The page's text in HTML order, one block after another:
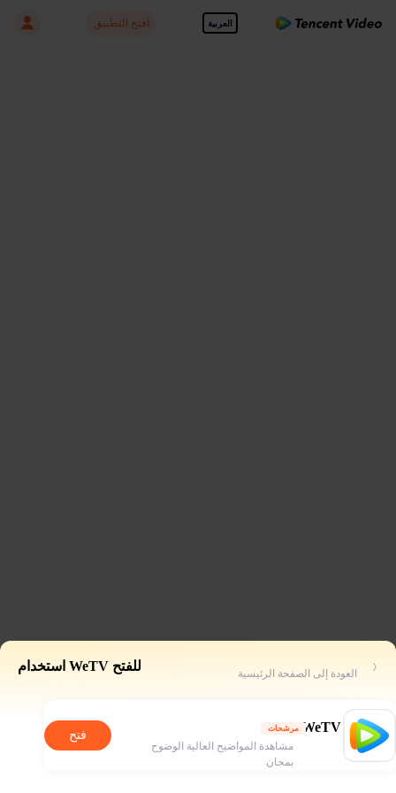
العربية افتح التطبيق
للفتح WeTV استخدام العودة إلى الصفحة الرئيسية
WeTV مرشحات
مشاهدة المواضيح العالية الوضوح
بمجان
فتح